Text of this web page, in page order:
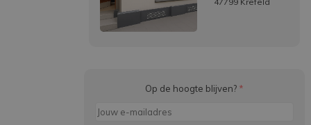
Op de hoogte blijven? *